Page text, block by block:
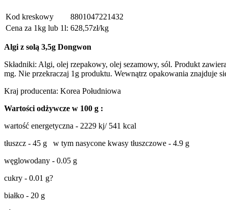
Kod kreskowy
8801047221432
Cena za 1kg lub 1l: 628,57zł/kg
Algi z solą 3,5g Dongwon
Składniki: Algi, olej rzepakowy, olej sezamowy, sól. Produkt
mg. Nie przekraczaj 1g produktu. Wewnątrz opakowania znajduje
Kraj producenta: Korea Południowa
Wartości odżywcze w 100 g :
wartość energetyczna - 2229 kj/ 541 kcal
tłuszcz - 45 g w tym nasycone kwasy tłuszczowe - 4.9 g
węglowodany - 0.05 g
cukry - 0.01 g?
białko - 20 g